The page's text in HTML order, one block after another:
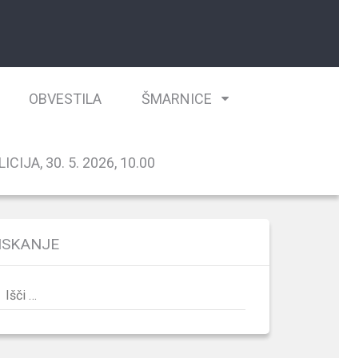
OBVESTILA ŠMARNICE
30. 5. 2026, 10.00
ISKANJE
Išči: